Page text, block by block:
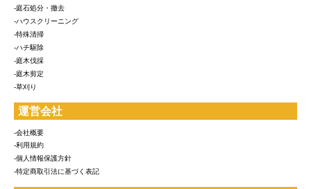
-庭石処分・撤去
-ハウスクリーニング
-特殊清掃
-ハチ駆除
-庭木伐採
-庭木剪定
-草刈り
運営会社
-会社概要
-利用規約
-個人情報保護方針
-特定商取引法に基づく表記